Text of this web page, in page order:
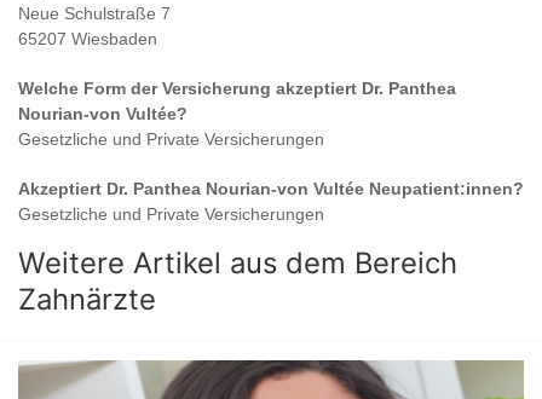
Neue Schulstraße 7
65207 Wiesbaden
Welche Form der Versicherung akzeptiert Dr. Panthea
Nourian-von Vultée?
Gesetzliche und Private Versicherungen
Akzeptiert Dr. Panthea Nourian-von Vultée Neupatient:innen?
Gesetzliche und Private Versicherungen
Weitere Artikel aus dem Bereich
Zahnärzte